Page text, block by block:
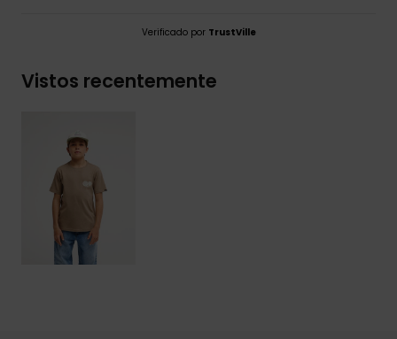
Verificado por TrustVille
Vistos recentemente